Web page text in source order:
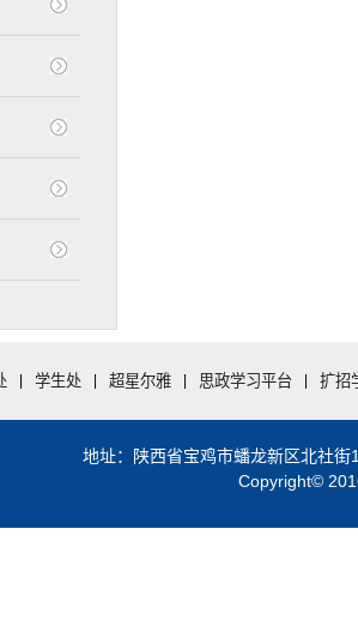
学生处 超星尔雅 思政学习平台 扩招
地址：陕西省宝鸡市蟠龙新区北社
Copyright©